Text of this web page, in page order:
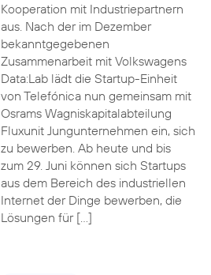
Kooperation mit Industriepartnern
aus. Nach der im Dezember
bekanntgegebenen
Zusammenarbeit mit Volkswagens
Data:Lab lädt die Startup-Einheit
von Telefónica nun gemeinsam mit
Osrams Wagniskapitalabteilung
Fluxunit Jungunternehmen ein, sich
zu bewerben. Ab heute und bis
zum 29. Juni können sich Startups
aus dem Bereich des industriellen
Internet der Dinge bewerben, die
Lösungen für […]